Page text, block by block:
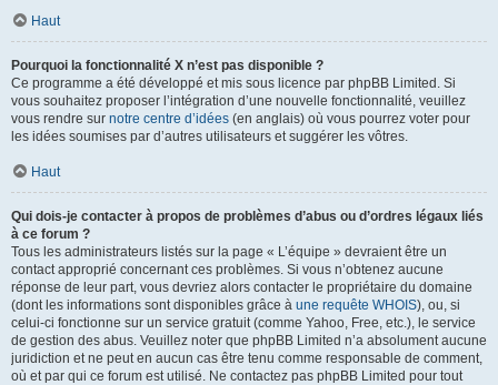
Haut
Pourquoi la fonctionnalité X n’est pas disponible ?
Ce programme a été développé et mis sous licence par phpBB Limited. Si
vous souhaitez proposer l’intégration d’une nouvelle fonctionnalité, veuillez
vous rendre sur notre centre d’idées (en anglais) où vous pourrez voter pour
les idées soumises par d’autres utilisateurs et suggérer les vôtres.
Haut
Qui dois-je contacter à propos de problèmes d’abus ou d’ordres légaux liés
à ce forum ?
Tous les administrateurs listés sur la page « L’équipe » devraient être un
contact approprié concernant ces problèmes. Si vous n’obtenez aucune
réponse de leur part, vous devriez alors contacter le propriétaire du domaine
(dont les informations sont disponibles grâce à une requête WHOIS), ou, si
celui-ci fonctionne sur un service gratuit (comme Yahoo, Free, etc.), le service
de gestion des abus. Veuillez noter que phpBB Limited n’a absolument aucune
juridiction et ne peut en aucun cas être tenu comme responsable de comment,
où et par qui ce forum est utilisé. Ne contactez pas phpBB Limited pour tout